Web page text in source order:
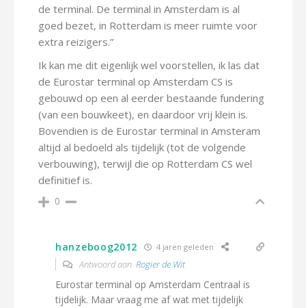
de terminal. De terminal in Amsterdam is al
goed bezet, in Rotterdam is meer ruimte voor
extra reizigers.”
Ik kan me dit eigenlijk wel voorstellen, ik las dat
de Eurostar terminal op Amsterdam CS is
gebouwd op een al eerder bestaande fundering
(van een bouwkeet), en daardoor vrij klein is.
Bovendien is de Eurostar terminal in Amsteram
altijd al bedoeld als tijdelijk (tot de volgende
verbouwing), terwijl die op Rotterdam CS wel
definitief is.
0
hanzeboog2012 4 jaren geleden
Antwoord aan Rogier de Wit
Eurostar terminal op Amsterdam Centraal is
tijdelijk. Maar vraag me af wat met tijdelijk